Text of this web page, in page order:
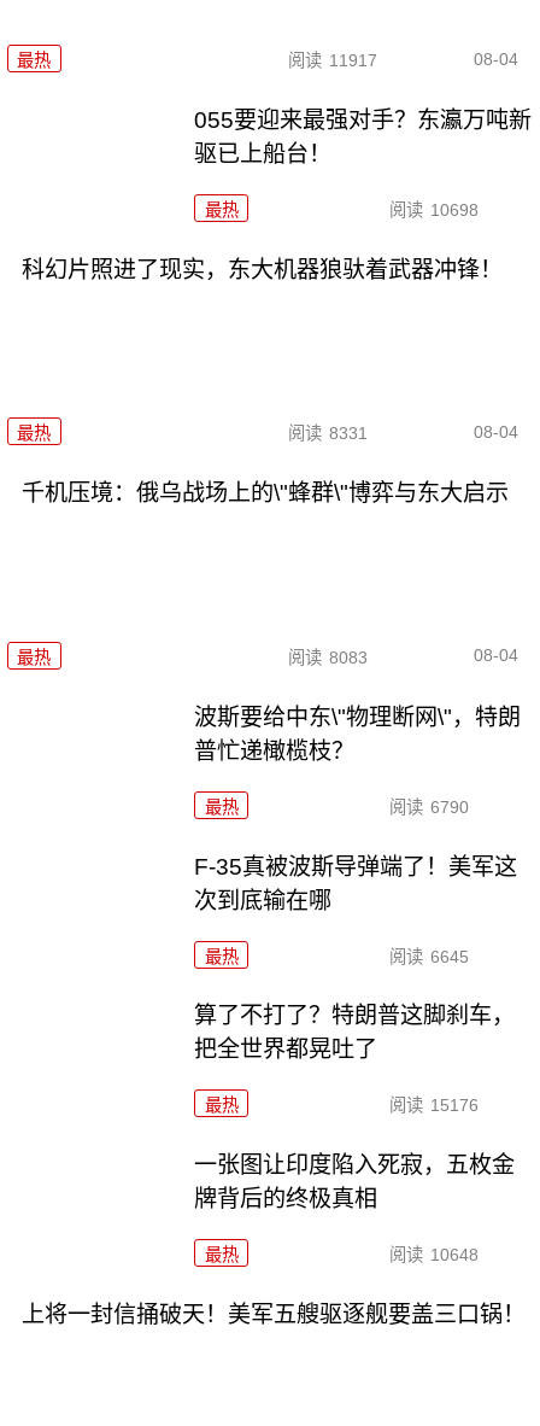
最热 阅读 11917 08-04
055要迎来最强对手？东瀛万吨新
驱已上船台！
最热 阅读 10698
科幻片照进了现实，东大机器狼驮着武器冲锋！
最热 阅读 8331 08-04
千机压境：俄乌战场上的\"蜂群\"博弈与东大启示
最热 阅读 8083 08-04
波斯要给中东\"物理断网\"，特朗
普忙递橄榄枝？
最热 阅读 6790
F-35真被波斯导弹端了！美军这
次到底输在哪
最热 阅读 6645
算了不打了？特朗普这脚刹车，
把全世界都晃吐了
最热 阅读 15176
一张图让印度陷入死寂，五枚金
牌背后的终极真相
最热 阅读 10648
上将一封信捅破天！美军五艘驱逐舰要盖三口锅！